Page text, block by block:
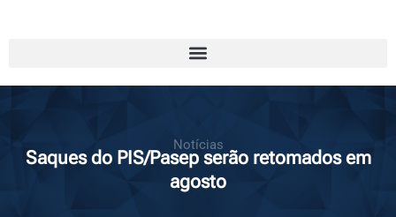
Notícias
Saques do PIS/Pasep serão retomados em
agosto